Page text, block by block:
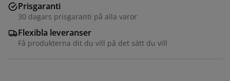
Prisgaranti
30 dagars prisgaranti på alla varor
Flexibla leveranser
Få produkterna dit du vill på det sätt du vill